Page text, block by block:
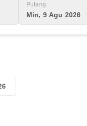
Pulang
Min, 9 Agu 2026